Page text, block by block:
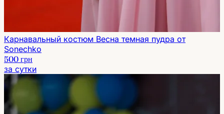
Карнавальный костюм Весна темная пудра от
Sonechko
500 грн
за сутки